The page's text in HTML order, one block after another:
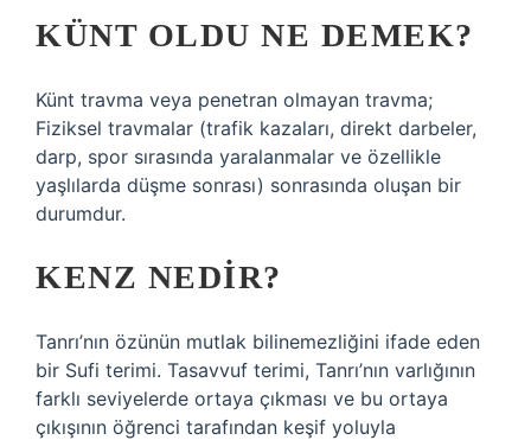
KÜNT OLDU NE DEMEK?
Künt travma veya penetran olmayan travma;
Fiziksel travmalar (trafik kazaları, direkt darbeler,
darp, spor sırasında yaralanmalar ve özellikle
yaşlılarda düşme sonrası) sonrasında oluşan bir
durumdur.
KENZ NEDIR?
Tanrı’nın özünün mutlak bilinemezliğini ifade eden
bir Sufi terimi. Tasavvuf terimi, Tanrı’nın varlığının
farklı seviyelerde ortaya çıkması ve bu ortaya
çıkışının öğrenci tarafından keşif yoluyla